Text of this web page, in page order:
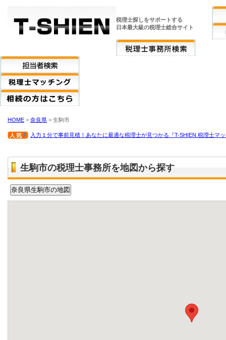
税理士探しをサポートする
日本最大級の税理士総合サイト
HOME > 奈良県 > 生駒市
入力１分で事前見積！あなたに最適な税理士が見つかる『T-SHIEN 税理士マ
生駒市の税理士事務所を地図から探す